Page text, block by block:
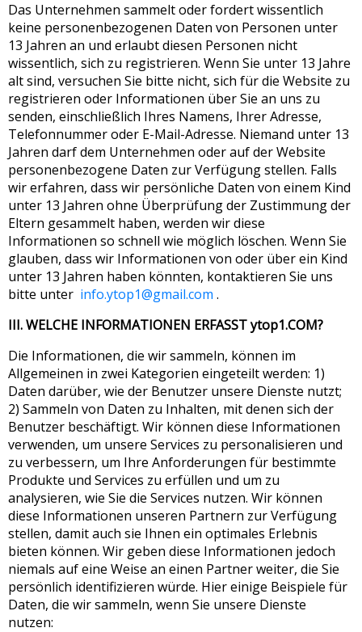
Das Unternehmen sammelt oder fordert wissentlich
keine personenbezogenen Daten von Personen unter
13 Jahren an und erlaubt diesen Personen nicht
wissentlich, sich zu registrieren. Wenn Sie unter 13 Jahre
alt sind, versuchen Sie bitte nicht, sich für die Website zu
registrieren oder Informationen über Sie an uns zu
senden, einschließlich Ihres Namens, Ihrer Adresse,
Telefonnummer oder E-Mail-Adresse. Niemand unter 13
Jahren darf dem Unternehmen oder auf der Website
personenbezogene Daten zur Verfügung stellen. Falls
wir erfahren, dass wir persönliche Daten von einem Kind
unter 13 Jahren ohne Überprüfung der Zustimmung der
Eltern gesammelt haben, werden wir diese
Informationen so schnell wie möglich löschen. Wenn Sie
glauben, dass wir Informationen von oder über ein Kind
unter 13 Jahren haben könnten, kontaktieren Sie uns
bitte unter info.ytop1@gmail.com .
III. WELCHE INFORMATIONEN ERFASST ytop1.COM?
Die Informationen, die wir sammeln, können im
Allgemeinen in zwei Kategorien eingeteilt werden: 1)
Daten darüber, wie der Benutzer unsere Dienste nutzt;
2) Sammeln von Daten zu Inhalten, mit denen sich der
Benutzer beschäftigt. Wir können diese Informationen
verwenden, um unsere Services zu personalisieren und
zu verbessern, um Ihre Anforderungen für bestimmte
Produkte und Services zu erfüllen und um zu
analysieren, wie Sie die Services nutzen. Wir können
diese Informationen unseren Partnern zur Verfügung
stellen, damit auch sie Ihnen ein optimales Erlebnis
bieten können. Wir geben diese Informationen jedoch
niemals auf eine Weise an einen Partner weiter, die Sie
persönlich identifizieren würde. Hier einige Beispiele für
Daten, die wir sammeln, wenn Sie unsere Dienste
nutzen: